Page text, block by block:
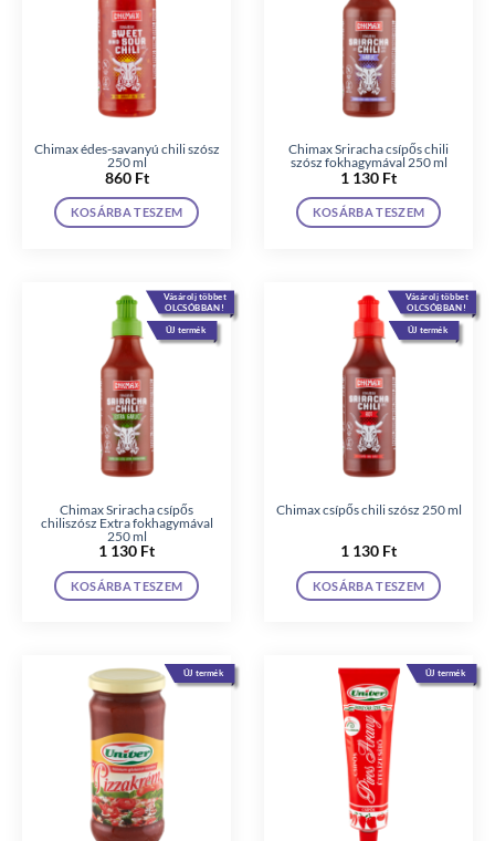
Chimax édes-savanyú chili szósz
250 ml
860 Ft
KOSÁRBA TESZEM
Chimax Sriracha csípős chili
szósz fokhagymával 250 ml
1 130 Ft
KOSÁRBA TESZEM
Vásárolj többet
OLCSÓBBAN!
ÚJ termék
Chimax Sriracha csípős
chiliszósz Extra fokhagymával
250 ml
1 130 Ft
KOSÁRBA TESZEM
Vásárolj többet
OLCSÓBBAN!
ÚJ termék
Chimax csípős chili szósz 250 ml
1 130 Ft
KOSÁRBA TESZEM
ÚJ termék ÚJ termék